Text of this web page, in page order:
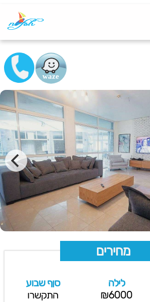
מחירים
לילה
₪6000
סןף שבוע
התקשרו